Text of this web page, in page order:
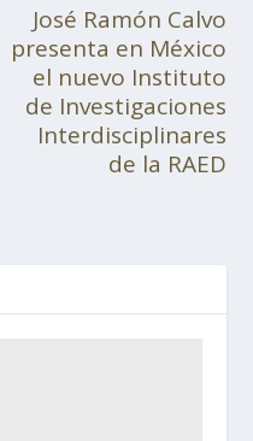
José Ramón Calvo
presenta en México
el nuevo Instituto
de Investigaciones
Interdisciplinares
de la RAED